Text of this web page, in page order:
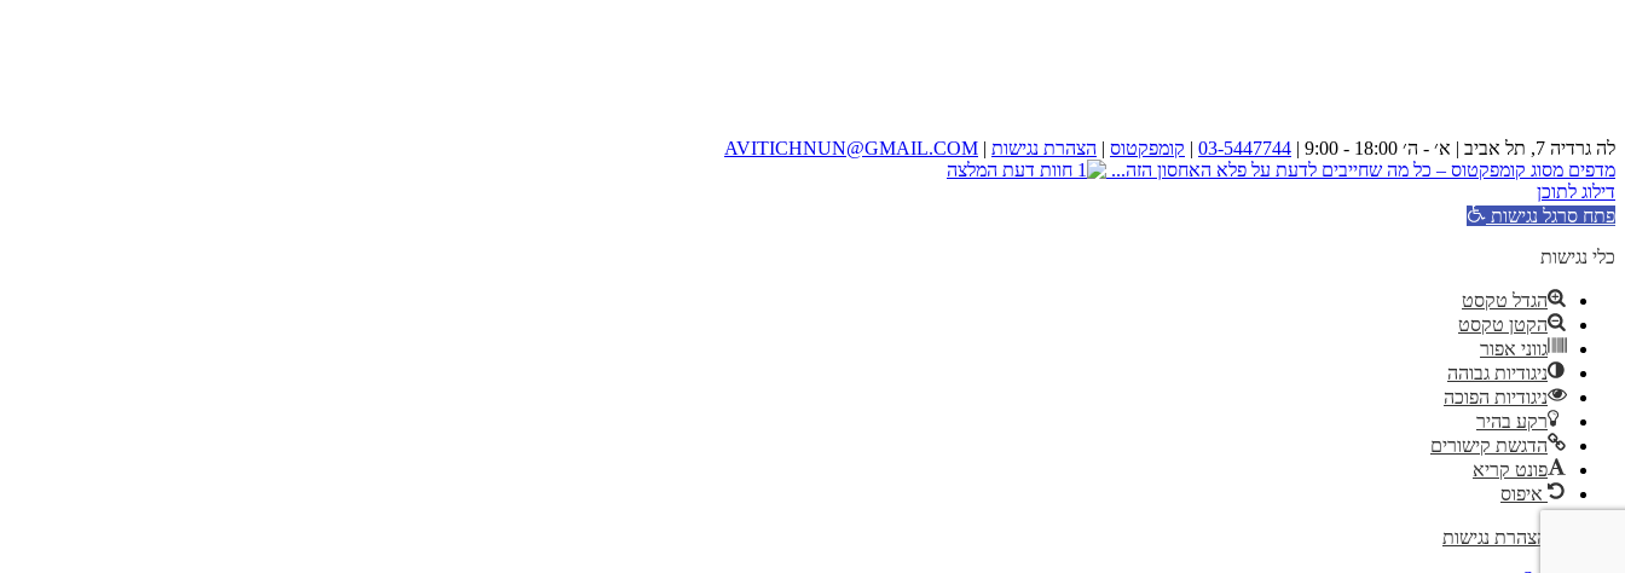
לה גרדיה 7, תל אביב | א׳ - ה׳ 18:00 - 9:00 | 03-5447744
| קומפקטוס | הצהרת נגישות |
AVITICHNUN@GMAIL.COM
מדפים מסוג קומפקטוס – כל מה שחייבים לדעת על פלא האחסון הזה...
חוות דעת המלצה
דילוג לתוכן
פתח סרגל נגישות
כלי נגישות
הגדל טקסט
הקטן טקסט
גווני אפור
ניגודיות גבוהה
ניגודיות הפוכה
רקע בהיר
הדגשת קישורים
פונט קריא
איפוס
הצהרת נגישות